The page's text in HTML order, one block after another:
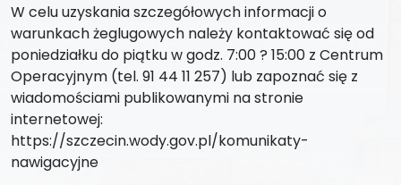
W celu uzyskania szczegółowych informacji o
warunkach żeglugowych należy kontaktować się od
poniedziałku do piątku w godz. 7:00 ? 15:00 z Centrum
Operacyjnym (tel. 91 44 11 257) lub zapoznać się z
wiadomościami publikowanymi na stronie
internetowej:
https://szczecin.wody.gov.pl/komunikaty-
nawigacyjne